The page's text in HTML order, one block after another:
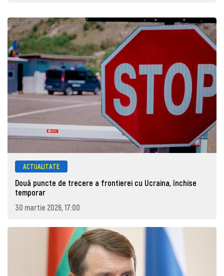
ACTUALITATE
Două puncte de trecere a frontierei cu Ucraina, închise
temporar
30 martie 2026, 17:00